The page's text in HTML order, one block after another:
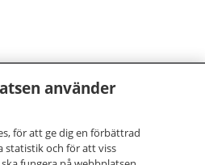
använder
för att ge dig en förbättrad
statistik och för att viss